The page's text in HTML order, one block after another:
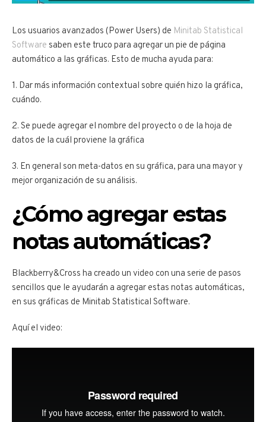
Los usuarios avanzados (Power Users) de Minitab Statistical
Software saben este truco para agregar un pie de página
automático a las gráficas. Esto de mucha ayuda para:
1. Dar más información contextual sobre quién hizo la gráfica,
cuándo.
2. Se puede agregar el nombre del proyecto o de la hoja de
datos de la cuál proviene la gráfica
3. En general son meta-datos en su gráfica, para una mayor y
mejor organización de su análisis.
¿Cómo agregar estas
notas automáticas?
Blackberry&Cross ha creado un video con una serie de pasos
sencillos que le ayudarán a agregar estas notas automáticas,
en sus gráficas de Minitab Statistical Software.
Aquí el video: